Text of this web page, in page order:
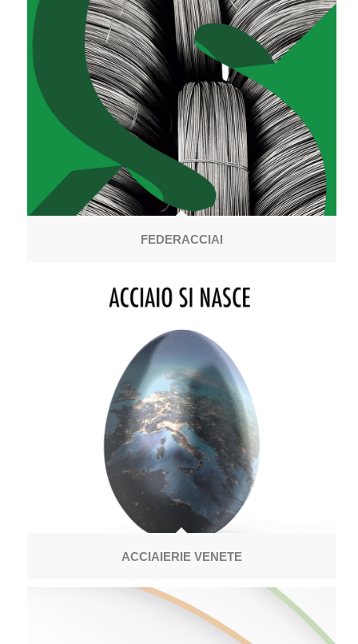
FEDERACCIAI
ACCIAIERIE VENETE